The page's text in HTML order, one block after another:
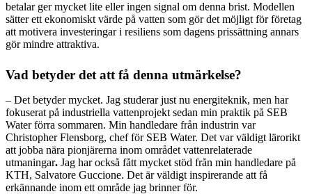
betalar ger mycket lite eller ingen signal om denna brist. Modellen
sätter ett ekonomiskt värde på vatten som gör det möjligt för företag
att motivera investeringar i resiliens som dagens prissättning annars
gör mindre attraktiva.
Vad betyder det att få denna utmärkelse?
– Det betyder mycket. Jag studerar just nu energiteknik, men har
fokuserat på industriella vattenprojekt sedan min praktik på SEB
Water förra sommaren. Min handledare från industrin var
Christopher Flensborg, chef för SEB Water. Det var väldigt lärorikt
att jobba nära pionjärerna inom området vattenrelaterade
utmaningar. Jag har också fått mycket stöd från min handledare på
KTH, Salvatore Guccione. Det är väldigt inspirerande att få
erkännande inom ett område jag brinner för.